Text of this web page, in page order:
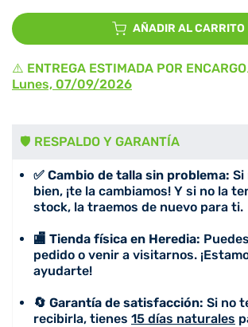
AÑADIR AL CARRITO
⚠️ ENTREGA ESTIMADA POR
Lunes, 07/09/2026
🛡️ RESPALDO Y GARANTÍA
✅ Cambio de talla sin problema: Si
bien, ¡te la cambiamos! Y si no la
stock, la traemos de nuevo para ti.
🏬 Tienda física en Heredia:
pedido o venir a visitarnos.
ayudarte!
🔄 Garantía de satisfacción: Si no
recibirla, tienes 15 días naturales